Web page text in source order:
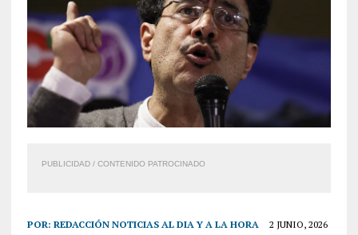
PUBLICIDAD / CONTENIDO PATROCINADO
POR: REDACCIÓN NOTICIAS AL DIA Y A LA HORA 2 JUNIO, 2026